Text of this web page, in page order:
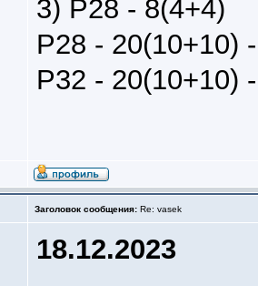
3) Р28 - 8(4+4)
Р28 - 20(10+10)
Р32 - 20(10+10)
Заголовок сообщения: Re: vasek
18.12.2023